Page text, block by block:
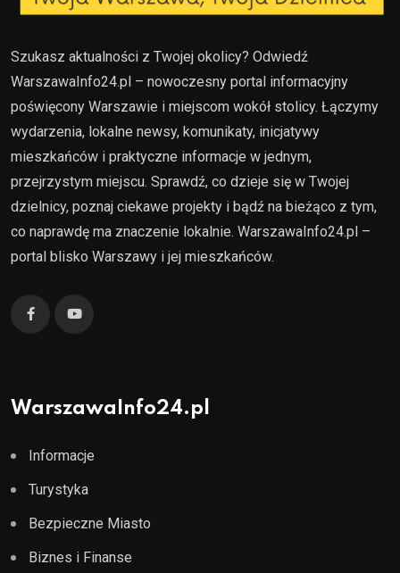
Szukasz aktualności z Twojej okolicy? Odwiedź
WarszawaInfo24.pl – nowoczesny portal informacyjny
poświęcony Warszawie i miejscom wokół stolicy. Łączymy
wydarzenia, lokalne newsy, komunikaty, inicjatywy
mieszkańców i praktyczne informacje w jednym,
przejrzystym miejscu. Sprawdź, co dzieje się w Twojej
dzielnicy, poznaj ciekawe projekty i bądź na bieżąco z tym,
co naprawdę ma znaczenie lokalnie. WarszawaInfo24.pl –
portal blisko Warszawy i jej mieszkańców.
WarszawaInfo24.pl
Informacje
Turystyka
Bezpieczne Miasto
Biznes i Finanse